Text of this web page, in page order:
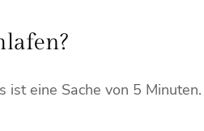
eine Sache von 5